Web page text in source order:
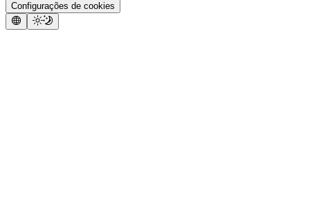
Configurações de cookies